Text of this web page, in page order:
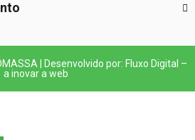
| Desenvolvido por: Fluxo Digital –
a inovar a web